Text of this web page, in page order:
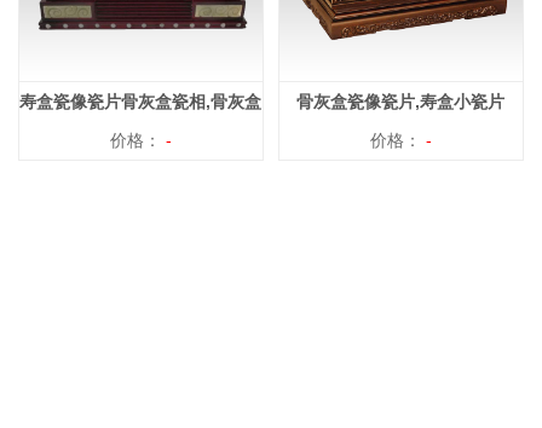
寿盒瓷像瓷片骨灰盒瓷相,骨灰盒
纪念像
价格： -
骨灰盒瓷像瓷片,寿盒小瓷片
价格：
-